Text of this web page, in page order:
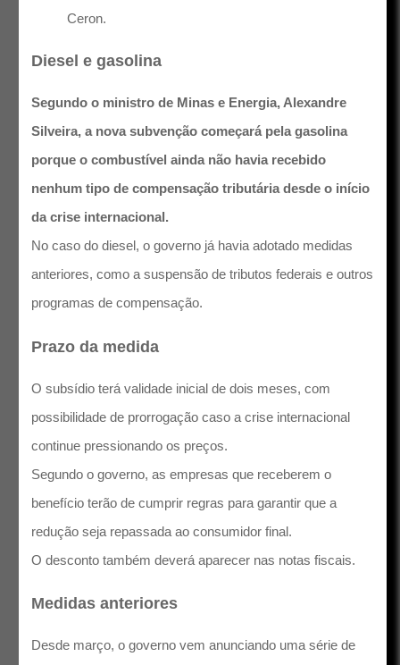
Ceron.
Diesel e gasolina
Segundo o ministro de Minas e Energia, Alexandre
Silveira, a nova subvenção começará pela gasolina
porque o combustível ainda não havia recebido
nenhum tipo de compensação tributária desde o início
da crise internacional.
No caso do diesel, o governo já havia adotado medidas
anteriores, como a suspensão de tributos federais e outros
programas de compensação.
Prazo da medida
O subsídio terá validade inicial de dois meses, com
possibilidade de prorrogação caso a crise internacional
continue pressionando os preços.
Segundo o governo, as empresas que receberem o
benefício terão de cumprir regras para garantir que a
redução seja repassada ao consumidor final.
O desconto também deverá aparecer nas notas fiscais.
Medidas anteriores
Desde março, o governo vem anunciando uma série de